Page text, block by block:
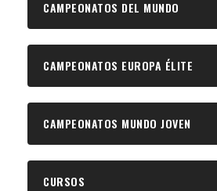
CAMPEONATOS DEL MUNDO
CAMPEONATOS EUROPA ÉLITE
CAMPEONATOS MUNDO JOVEN
CURSOS